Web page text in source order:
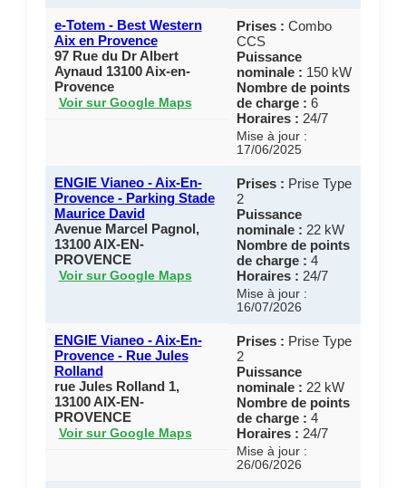
e-Totem - Best Western
Aix en Provence
97 Rue du Dr Albert
Aynaud 13100 Aix-en-
Provence
Voir sur Google Maps
Prises : Combo
CCS
Puissance
nominale : 150 kW
Nombre de points
de charge : 6
Horaires : 24/7
Mise à jour :
17/06/2025
ENGIE Vianeo - Aix-En-
Provence - Parking Stade
Maurice David
Avenue Marcel Pagnol,
13100 AIX-EN-
PROVENCE
Voir sur Google Maps
Prises : Prise Type
2
Puissance
nominale : 22 kW
Nombre de points
de charge : 4
Horaires : 24/7
Mise à jour :
16/07/2026
ENGIE Vianeo - Aix-En-
Provence - Rue Jules
Rolland
rue Jules Rolland 1,
13100 AIX-EN-
PROVENCE
Voir sur Google Maps
Prises : Prise Type
2
Puissance
nominale : 22 kW
Nombre de points
de charge : 4
Horaires : 24/7
Mise à jour :
26/06/2026